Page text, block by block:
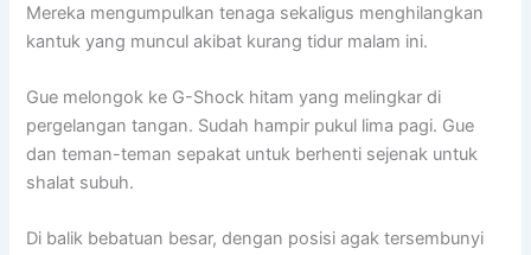
Mereka mengumpulkan tenaga sekaligus menghilangkan
kantuk yang muncul akibat kurang tidur malam ini.
Gue melongok ke G-Shock hitam yang melingkar di
pergelangan tangan. Sudah hampir pukul lima pagi. Gue
dan teman-teman sepakat untuk berhenti sejenak untuk
shalat subuh.
Di balik bebatuan besar, dengan posisi agak tersembunyi